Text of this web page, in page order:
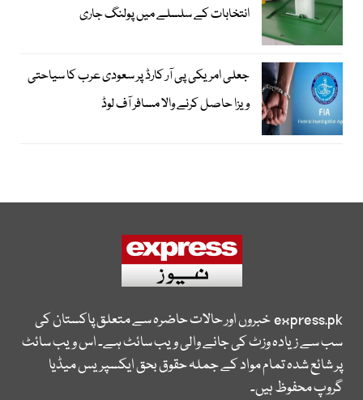
انتخابات کے سلسلے میں پولنگ جاری
جعلی امریکی پی آر کارڈ پر سعودی عرب کا سیاحتی
ویزا حاصل کرنے والا مسافر آف لوڈ
express.pkخبروں اور حالات حاضرہ سے متعلق پاکستان کی
سب سے زیادہ وزٹ کی جانے والی ویب سائٹ ہے۔ اس ویب سائٹ
پر شائع شدہ تمام مواد کے جملہ حقوق بحق ایکسپریس میڈیا
گروپ محفوظ ہیں۔